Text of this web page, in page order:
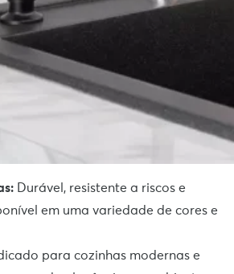
Durável, resistente a riscos e
em uma variedade de cores e
para cozinhas modernas e